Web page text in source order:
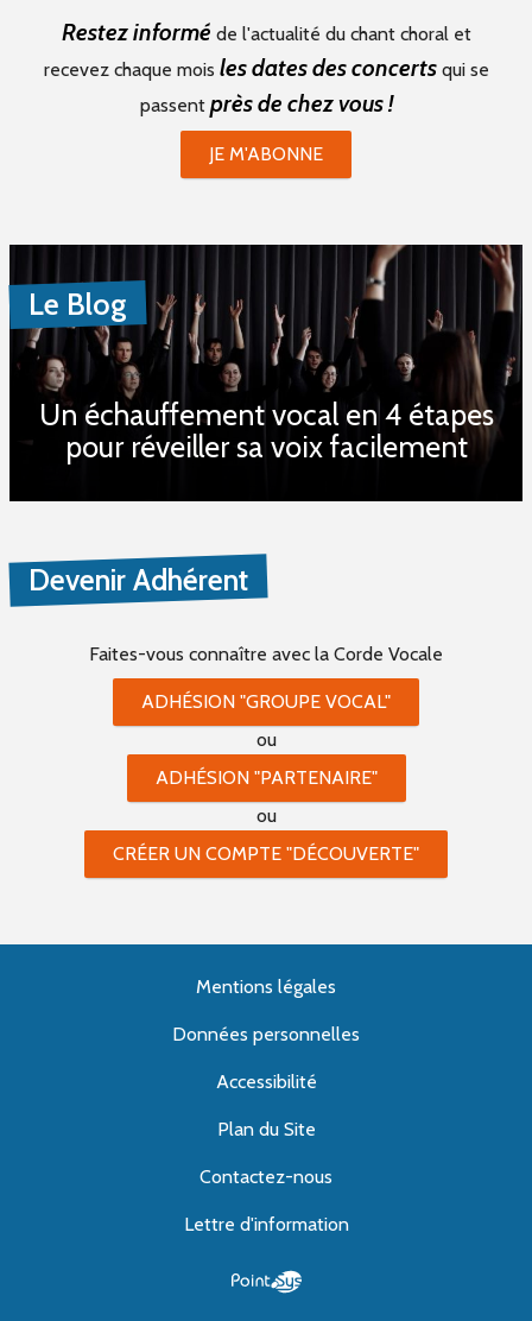
Restez informé de l'actualité du chant choral et
recevez chaque mois les dates des concertsqui se
passent près de chez vous !
JE M'ABONNE
Le Blog
Un échauffement vocal en 4 étapes
pour réveiller sa voix facilement
Devenir Adhérent
Faites-vous connaître avec la Corde Vocale
ADHÉSION "GROUPE VOCAL"
ou
ADHÉSION "PARTENAIRE"
ou
CRÉER UN COMPTE "DÉCOUVERTE"
Mentions légales
Données personnelles
Accessibilité
Plan du Site
Contactez-nous
Lettre d'information